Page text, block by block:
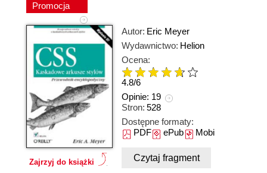
Promocja
Zajrzyj do książki
Autor: Eric Meyer
Wydawnictwo: Helion
Ocena:
4.8/6
Opinie: 19
Stron: 528
Dostępne formaty:
PDFePubMobi
Czytaj fragment